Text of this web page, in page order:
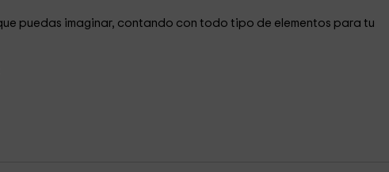
puedas imaginar, contando con todo tipo de elementos para tu